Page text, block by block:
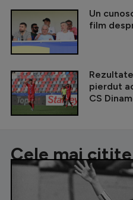
Un
film
pierdut
CS
Cele mai citite